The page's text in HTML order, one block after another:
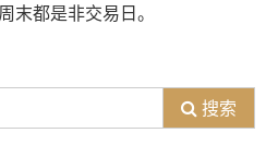
末都是非交易日。
搜索